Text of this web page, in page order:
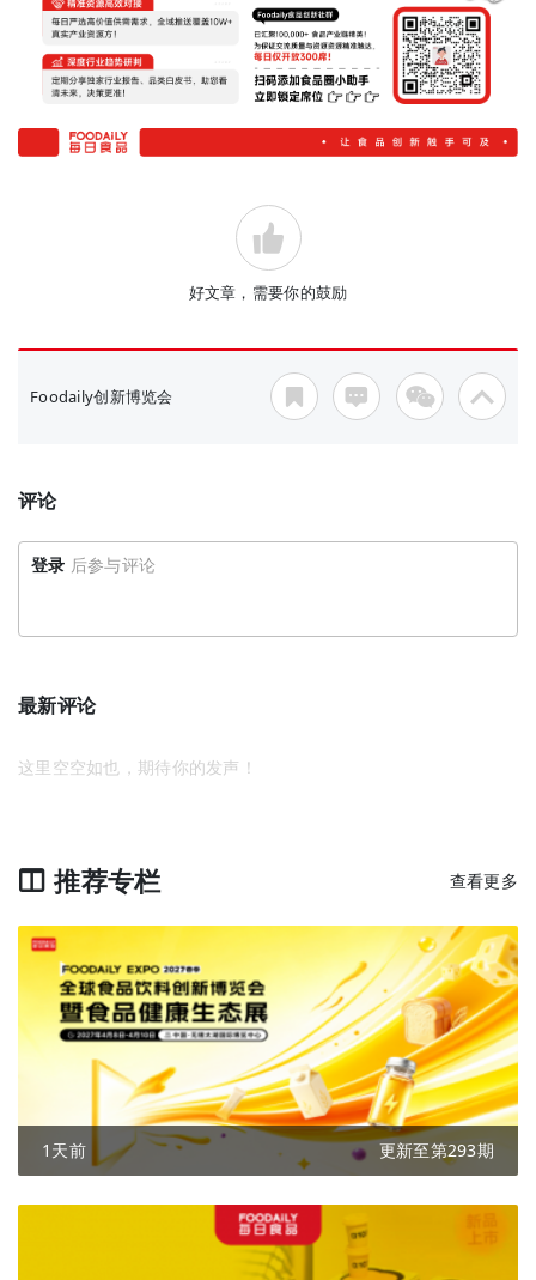
好文章，需要你的鼓励
Foodaily创新博览会
评论
登录 后参与评论
最新评论
这里空空如也，期待你的发声！
推荐专栏 查看更多
1天前 更新至第293期